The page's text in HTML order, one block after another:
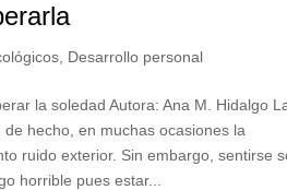
Desarrollo personal
la soledad Autora: Ana M. Hidalgo
hecho, en muchas ocasiones la
ruido exterior. Sin embargo, sentirse
horrible pues estar...